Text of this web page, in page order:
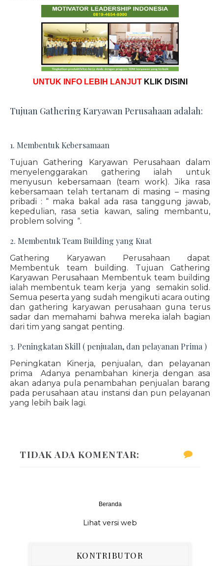
UNTUK INFO LEBIH LANJUT KLIK DISINI
Tujuan Gathering Karyawan Perusahaan adalah:
1. Membentuk Kebersamaan
Tujuan Gathering Karyawan Perusahaan dalam
menyelenggarakan gathering ialah untuk
menyusun kebersamaan (team work). Jika rasa
kebersamaan telah tertanam di masing – masing
pribadi : “ maka bakal ada rasa tanggung jawab,
kepedulian, rasa setia kawan, saling membantu,
problem solving “.
2. Membentuk Team Building yang Kuat
Gathering Karyawan Perusahaan dapat
Membentuk team building. Tujuan Gathering
Karyawan Perusahaan Membentuk team building
ialah membentuk team kerja yang semakin solid.
Semua peserta yang sudah mengikuti acara outing
dan gathering karyawan perusahaan guna terus
sadar dan memahami bahwa mereka ialah bagian
dari tim yang sangat penting.
3. Peningkatan Skill ( penjualan, dan pelayanan Prima )
Peningkatan Kinerja, penjualan, dan pelayanan
prima Adanya penambahan kinerja dengan asa
akan adanya pula penambahan penjualan barang
pada perusahaan atau instansi dan pun pelayanan
yang lebih baik lagi.
TIDAK ADA KOMENTAR:
Beranda
Lihat versi web
KONTRIBUTOR